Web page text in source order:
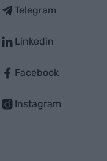
Telegram
Linkedin
Facebook
Instagram